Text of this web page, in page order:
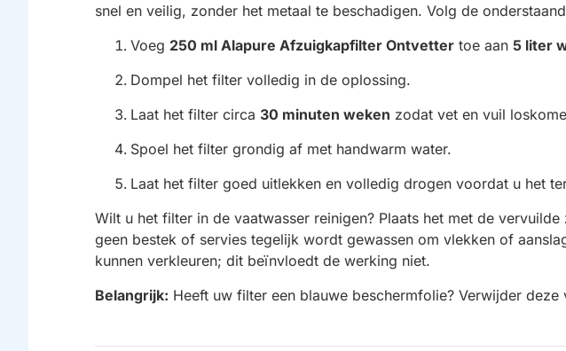
snel en veilig, zonder het metaal te beschadigen. Volg de
Voeg 250 ml Alapure Afzuigkapfilter Ontvetter toe aan 5 liter
Dompel het filter volledig in de oplossing.
Laat het filter circa 30 minuten weken zodat vet en vuil
Spoel het filter grondig af met handwarm water.
Laat het filter goed uitlekken en volledig drogen voordat u het
Wilt u het filter in de vaatwasser reinigen? Plaats het met de
geen bestek of servies tegelijk wordt gewassen om vlekken of
kunnen verkleuren; dit beïnvloedt de werking niet.
Belangrijk: Heeft uw filter een blauwe beschermfolie? Verwijder